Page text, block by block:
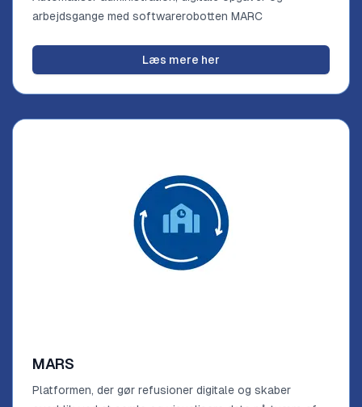
arbejdsgange med softwarerobotten MARC
Læs mere her
MARS
Platformen, der gør refusioner digitale og skaber